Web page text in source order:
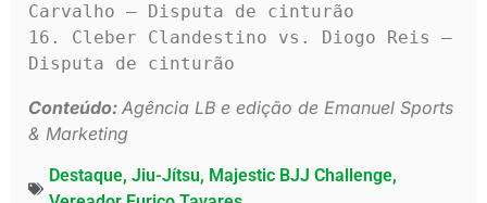
Carvalho – Disputa de cinturão
16. Cleber Clandestino vs. Diogo Reis –
Disputa de cinturão
Conteúdo: Agência LB e edição de Emanuel Sports
& Marketing
Destaque, Jiu-Jítsu, Majestic BJJ Challenge,